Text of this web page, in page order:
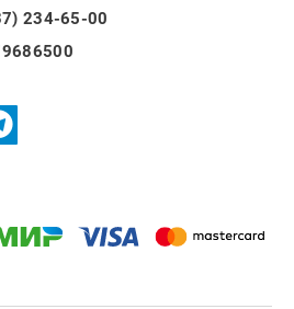
234-65-00